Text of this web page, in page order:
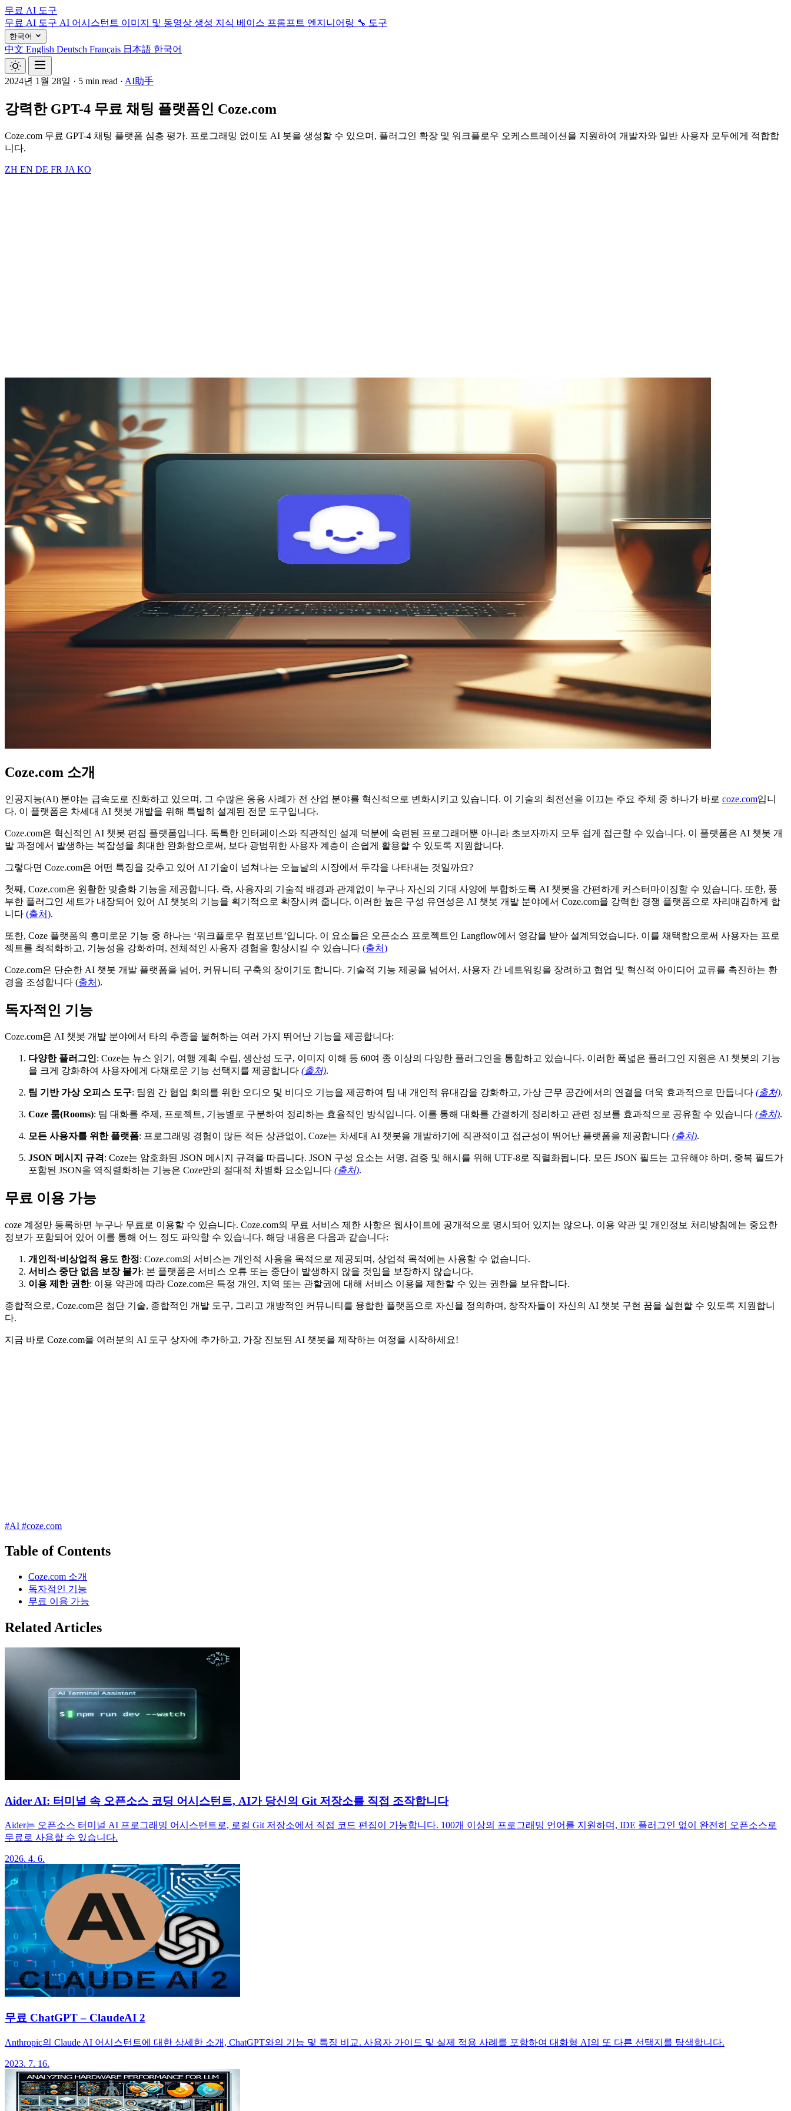
무료 AI 도구
무료 AI 도구 AI 어시스턴트 이미지 및 동영상 생성 지식 베이스 프롬프트 엔지니어링 🔧 도구
한국어
中文 English Deutsch Français 日本語 한국어
2024년 1월 28일 · 5 min read · AI助手
강력한 GPT-4 무료 채팅 플랫폼인 Coze.com
Coze.com 무료 GPT-4 채팅 플랫폼 심층 평가. 프로그래밍 없이도 AI 봇을 생성할 수 있으며, 플러그인 확장 및 워크플로우 오케스트레이션을 지원하여 개발자와 일반 사용자 모두에게 적합합
니다.
ZH EN DE FR JA KO
Coze.com 소개
인공지능(AI) 분야는 급속도로 진화하고 있으며, 그 수많은 응용 사례가 전 산업 분야를 혁신적으로 변화시키고 있습니다. 이 기술의 최전선을 이끄는 주요 주체 중 하나가 바로 coze.com입니
다. 이 플랫폼은 차세대 AI 챗봇 개발을 위해 특별히 설계된 전문 도구입니다.
Coze.com은 혁신적인 AI 챗봇 편집 플랫폼입니다. 독특한 인터페이스와 직관적인 설계 덕분에 숙련된 프로그래머뿐 아니라 초보자까지 모두 쉽게 접근할 수 있습니다. 이 플랫폼은 AI 챗봇 개
발 과정에서 발생하는 복잡성을 최대한 완화함으로써, 보다 광범위한 사용자 계층이 손쉽게 활용할 수 있도록 지원합니다.
그렇다면 Coze.com은 어떤 특징을 갖추고 있어 AI 기술이 넘쳐나는 오늘날의 시장에서 두각을 나타내는 것일까요?
첫째, Coze.com은 원활한 맞춤화 기능을 제공합니다. 즉, 사용자의 기술적 배경과 관계없이 누구나 자신의 기대 사양에 부합하도록 AI 챗봇을 간편하게 커스터마이징할 수 있습니다. 또한, 풍
부한 플러그인 세트가 내장되어 있어 AI 챗봇의 기능을 획기적으로 확장시켜 줍니다. 이러한 높은 구성 유연성은 AI 챗봇 개발 분야에서 Coze.com을 강력한 경쟁 플랫폼으로 자리매김하게 합
니다 (출처).
또한, Coze 플랫폼의 흥미로운 기능 중 하나는 ‘워크플로우 컴포넌트’입니다. 이 요소들은 오픈소스 프로젝트인 Langflow에서 영감을 받아 설계되었습니다. 이를 채택함으로써 사용자는 프로
젝트를 최적화하고, 기능성을 강화하며, 전체적인 사용자 경험을 향상시킬 수 있습니다 (출처)
Coze.com은 단순한 AI 챗봇 개발 플랫폼을 넘어, 커뮤니티 구축의 장이기도 합니다. 기술적 기능 제공을 넘어서, 사용자 간 네트워킹을 장려하고 협업 및 혁신적 아이디어 교류를 촉진하는 환
경을 조성합니다 (출처).
독자적인 기능
Coze.com은 AI 챗봇 개발 분야에서 타의 추종을 불허하는 여러 가지 뛰어난 기능을 제공합니다:
다양한 플러그인: Coze는 뉴스 읽기, 여행 계획 수립, 생산성 도구, 이미지 이해 등 60여 종 이상의 다양한 플러그인을 통합하고 있습니다. 이러한 폭넓은 플러그인 지원은 AI 챗봇의 기능
을 크게 강화하여 사용자에게 다채로운 기능 선택지를 제공합니다 (출처).
팀 기반 가상 오피스 도구: 팀원 간 협업 회의를 위한 오디오 및 비디오 기능을 제공하여 팀 내 개인적 유대감을 강화하고, 가상 근무 공간에서의 연결을 더욱 효과적으로 만듭니다 (출처).
Coze 룸(Rooms): 팀 대화를 주제, 프로젝트, 기능별로 구분하여 정리하는 효율적인 방식입니다. 이를 통해 대화를 간결하게 정리하고 관련 정보를 효과적으로 공유할 수 있습니다 (출처).
모든 사용자를 위한 플랫폼: 프로그래밍 경험이 많든 적든 상관없이, Coze는 차세대 AI 챗봇을 개발하기에 직관적이고 접근성이 뛰어난 플랫폼을 제공합니다 (출처).
JSON 메시지 규격: Coze는 암호화된 JSON 메시지 규격을 따릅니다. JSON 구성 요소는 서명, 검증 및 해시를 위해 UTF-8로 직렬화됩니다. 모든 JSON 필드는 고유해야 하며, 중복 필드가
포함된 JSON을 역직렬화하는 기능은 Coze만의 절대적 차별화 요소입니다 (출처).
무료 이용 가능
coze 계정만 등록하면 누구나 무료로 이용할 수 있습니다. Coze.com의 무료 서비스 제한 사항은 웹사이트에 공개적으로 명시되어 있지는 않으나, 이용 약관 및 개인정보 처리방침에는 중요한
정보가 포함되어 있어 이를 통해 어느 정도 파악할 수 있습니다. 해당 내용은 다음과 같습니다:
개인적·비상업적 용도 한정: Coze.com의 서비스는 개인적 사용을 목적으로 제공되며, 상업적 목적에는 사용할 수 없습니다.
서비스 중단 없음 보장 불가: 본 플랫폼은 서비스 오류 또는 중단이 발생하지 않을 것임을 보장하지 않습니다.
이용 제한 권한: 이용 약관에 따라 Coze.com은 특정 개인, 지역 또는 관할권에 대해 서비스 이용을 제한할 수 있는 권한을 보유합니다.
종합적으로, Coze.com은 첨단 기술, 종합적인 개발 도구, 그리고 개방적인 커뮤니티를 융합한 플랫폼으로 자신을 정의하며, 창작자들이 자신의 AI 챗봇 구현 꿈을 실현할 수 있도록 지원합니
다.
지금 바로 Coze.com을 여러분의 AI 도구 상자에 추가하고, 가장 진보된 AI 챗봇을 제작하는 여정을 시작하세요!
#AI #coze.com
Table of Contents
Coze.com 소개
독자적인 기능
무료 이용 가능
Related Articles
Aider AI: 터미널 속 오픈소스 코딩 어시스턴트, AI가 당신의 Git 저장소를 직접 조작합니다
Aider는 오픈소스 터미널 AI 프로그래밍 어시스턴트로, 로컬 Git 저장소에서 직접 코드 편집이 가능합니다. 100개 이상의 프로그래밍 언어를 지원하며, IDE 플러그인 없이 완전히 오픈소스로
무료로 사용할 수 있습니다.
2026. 4. 6.
무료 ChatGPT – ClaudeAI 2
Anthropic의 Claude AI 어시스턴트에 대한 상세한 소개, ChatGPT와의 기능 및 특징 비교. 사용자 가이드 및 실제 적용 사례를 포함하여 대화형 AI의 또 다른 선택지를 탐색합니다.
2023. 7. 16.